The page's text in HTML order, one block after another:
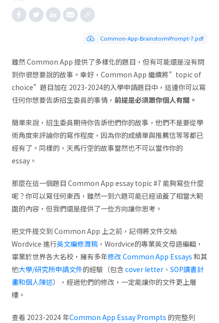
Common-App-BrainstormPrompt-7.pdf
雖然 Common App 提供了多樣化的題目，但有可能還是沒有問
到你很想要說的故事。幸好，Common App 繼續將”topic of
choice”題目加在 2023-2024的入學申請題目中，這邊你可以寫
任何你想要告訴招生委員的事情， 前提是必須跟你個人有關。
簡單來說，招生委員期待你告訴他們你的故事，他們不是要從學
術角度來評論你的寫作程度，因為你的成績單與推薦信等等都已
經有了。同樣的，天馬行空的故事當然也不可以當作你的
essay。
那麼在這一個題目 Common App essay topic #7 能夠寫些什麼
呢？你可以寫任何東西，雖然一到六題可能已經涵蓋了相當大範
圍的內容，但我們還是提供了一些方向讓你思考。
把文件提交到 Common App 上之前，記得將文件交給
Wordvice 進行英文編修潤稿，Wordvice的專業英文母語編輯，
畢業於世界各大名校，擁有多年修改 Common App Essays 和其
他大學/研究所申請文件的經驗（包含cover letter、 SOP讀書計
畫和個人陳述），經過他們的修改，一定能讓你的文件更上層
樓。
查看 2023-2024 年Common App Essay Prompts 的完整列